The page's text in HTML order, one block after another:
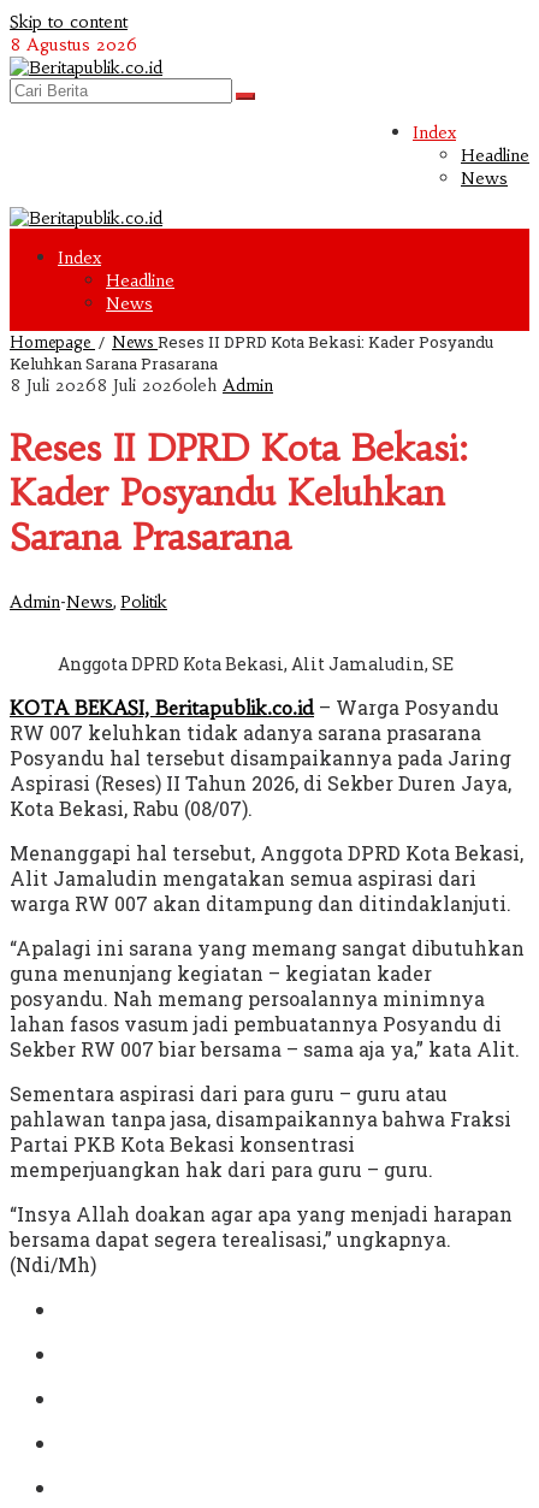
Skip to content
8 Agustus 2026
Index
Headline
News
Index
Headline
News
Homepage / News Reses II DPRD Kota Bekasi: Kader Posyandu
Keluhkan Sarana Prasarana
8 Juli 20268 Juli 2026oleh Admin
Reses II DPRD Kota Bekasi:
Kader Posyandu Keluhkan
Sarana Prasarana
Admin-News, Politik
Anggota DPRD Kota Bekasi, Alit Jamaludin, SE
KOTA BEKASI, Beritapublik.co.id– Warga Posyandu
RW 007 keluhkan tidak adanya sarana prasarana
Posyandu hal tersebut disampaikannya pada Jaring
Aspirasi (Reses) II Tahun 2026, di Sekber Duren Jaya,
Kota Bekasi, Rabu (08/07).
Menanggapi hal tersebut, Anggota DPRD Kota Bekasi,
Alit Jamaludin mengatakan semua aspirasi dari
warga RW 007 akan ditampung dan ditindaklanjuti.
“Apalagi ini sarana yang memang sangat dibutuhkan
guna menunjang kegiatan – kegiatan kader
posyandu. Nah memang persoalannya minimnya
lahan fasos vasum jadi pembuatannya Posyandu di
Sekber RW 007 biar bersama – sama aja ya,” kata Alit.
Sementara aspirasi dari para guru – guru atau
pahlawan tanpa jasa, disampaikannya bahwa Fraksi
Partai PKB Kota Bekasi konsentrasi
memperjuangkan hak dari para guru – guru.
“Insya Allah doakan agar apa yang menjadi harapan
bersama dapat segera terealisasi,” ungkapnya.
(Ndi/Mh)